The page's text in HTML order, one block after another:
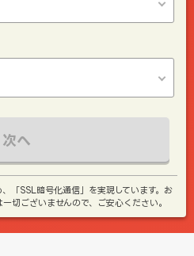
次へ
「SSL暗号化通信」を実現しています。お
切ございませんので、ご安心ください。